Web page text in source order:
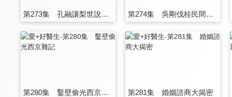
第273集 孔融讓梨世說新語 第274集 吳剛伐桂民間故事
第280集 鑿壁偷光西京雜記 第281集 婚姻諮商大揭密